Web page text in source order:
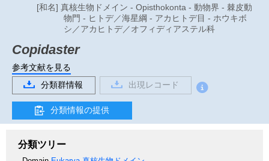
[和名] 真核生物ドメイン - Opisthokonta - 動物界 - 棘皮動
物門 - ヒトデ／海星綱 - アカヒトデ目 - ホウキボ
シ／アカヒトデ／オフィディアステル科
Copidaster
参考文献を見る
分類群情報
出現レコード
分類情報の提供
分類ツリー